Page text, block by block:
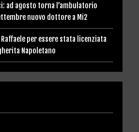
ad agosto torna l’ambulatorio
nuovo dottore a Mi2
per essere stata licenziata
Napoletano